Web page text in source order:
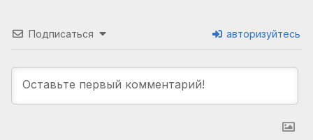
Подписаться авторизуйтесь